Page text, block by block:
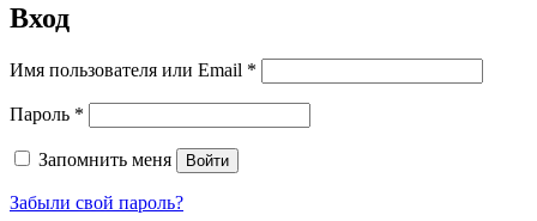
Вход
Имя пользователя или Email *
Пароль *
Запомнить меня Войти
Забыли свой пароль?